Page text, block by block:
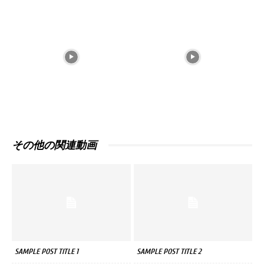
その他の関連動画
SAMPLE POST TITLE 1 SAMPLE POST TITLE 2